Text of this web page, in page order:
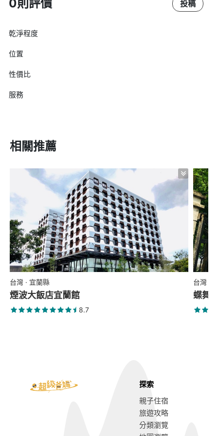
0則評價 投稿
乾淨程度
位置
性價比
服務
相關推薦
台灣 · 宜蘭縣
煙波大飯店宜蘭館
8.7
台灣 ·
蝶舞
探索
親子住宿
旅遊攻略
分類瀏覽